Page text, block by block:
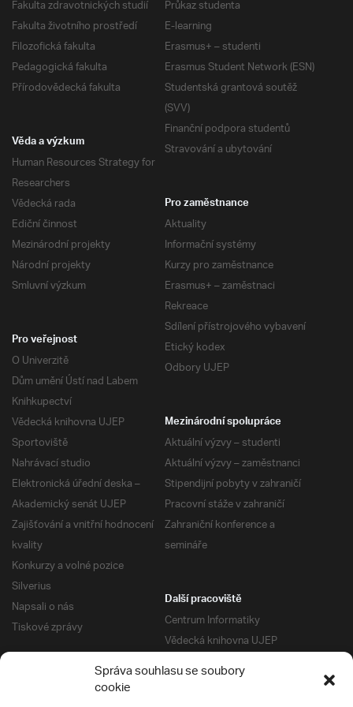
Správa souhlasu se soubory
cookie
Fakulta zdravotnických studií
Fakulta životního prostředí
Filozofická fakulta
Pedagogická fakulta
Přírodovědecká fakulta
Průkaz studenta
E-learning
Erasmus+ – studenti
Erasmus Student Network (ESN)
Studentská grantová soutěž
(SVV)
Finanční podpora studentů
Stravování a ubytování
Věda a výzkum
Human Resources Strategy for
Researchers
Vědecká rada
Ediční činnost
Mezinárodní projekty
Národní projekty
Smluvní výzkum
Pro zaměstnance
Aktuality
Informační systémy
Kurzy pro zaměstnance
Erasmus+ – zaměstnaci
Rekreace
Sdílení přístrojového vybavení
Etický kodex
Odbory UJEP
Pro veřejnost
O Univerzitě
Dům umění Ústí nad Labem
Knihkupectví
Vědecká knihovna UJEP
Sportoviště
Nahrávací studio
Elektronická úřední deska –
Akademický senát UJEP
Zajišťování a vnitřní hodnocení
kvality
Konkurzy a volné pozice
Silverius
Napsali o nás
Tiskové zprávy
Mezinárodní spolupráce
Aktuální výzvy – studenti
Aktuální výzvy – zaměstnanci
Stipendijní pobyty v zahraničí
Pracovní stáže v zahraničí
Zahraniční konference a
semináře
Další pracoviště
Centrum Informatiky
Vědecká knihovna UJEP
Správa kolejí a menz
Univerzitní centrum podpory